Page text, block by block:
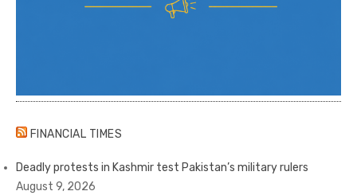
FINANCIAL TIMES
Deadly protests in Kashmir test Pakistan’s military rulers
August 9, 2026